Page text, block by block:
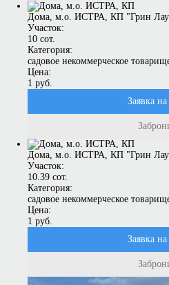
Дома, м.о. ИСТРА, КП "Грин
Участок:
10 сот.
Категория:
садовое некоммерческое
Цена:
1 руб.
Заявка
Дома, м.о. ИСТРА, КП "Грин
Участок:
10.39 сот.
Категория:
садовое некоммерческое
Цена:
1 руб.
Заявка